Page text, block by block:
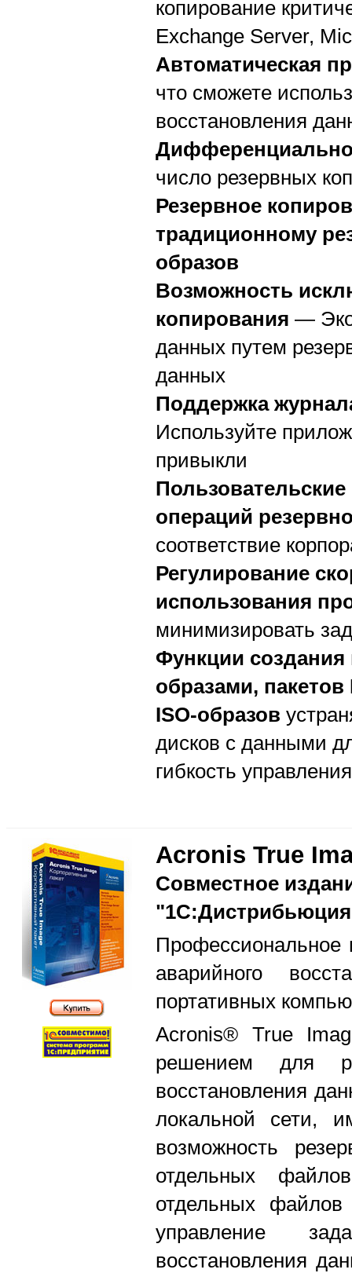
копирование
Exchange Server,
Автоматическая
что сможете
восстановления
число резервных
Резервное
традиционному
образов
Возможность
копирования —
данных путем
данных
Поддержка
Используйте
привыкли
операций
соответствие
Регулирование
использования
минимизировать
Функции создания
образами,
ISO-образов
дисков с данными
гибкость
Acronis True
Совместное
Профессиональное
аварийного
портативных
Acronis® True
решением для
восстановления
локальной сети,
возможность
отдельных
отдельных
управление
восстановления